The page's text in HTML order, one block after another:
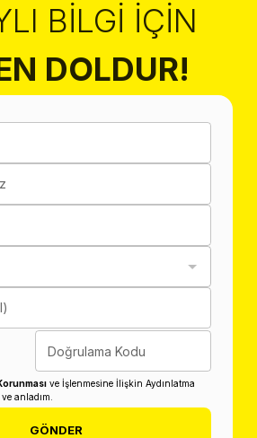
BILGI İÇIN
DOLDUR!
Doğrulama Kodu
ve İşlenmesine İlişkin Aydınlatma
anladım.
GÖNDER